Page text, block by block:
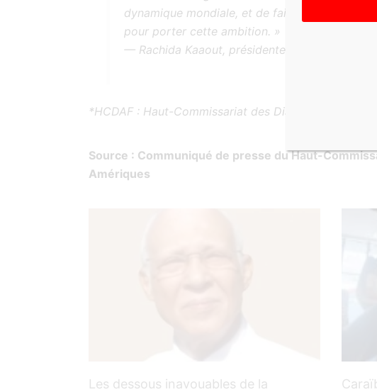
dynamique mondiale, et de faire de la
pour porter cette ambition. »
— Rachida Kaaout, présidente du HCDAF
*HCDAF : Haut-Commissariat des Diasporas
Source : Communiqué de presse du Haut-
Amériques
Les dessous inavouables de la